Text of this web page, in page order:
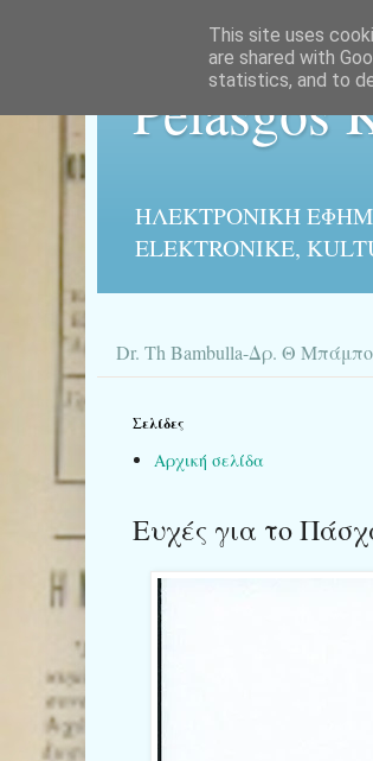
Pelasgos
ΗΛΕΚΤΡΟΝΙΚΉ
ELEKTRONIKE,
Dr. Th Bambulla-Δρ. Θ
Σελίδες
Αρχική σελίδα
Ευχές για το
This site uses
are shared with
statistics, and to